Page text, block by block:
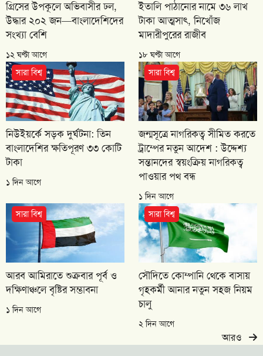
গ্রিসের উপকূলে অভিবাসীর ঢল,
উদ্ধার ২০২ জন—বাংলাদেশিদের
সংখ্যা বেশি
১২ ঘণ্টা আগে
ইতালি পাঠানোর নামে ৩৬ লাখ
টাকা আত্মসাৎ, নিখোঁজ
মাদারীপুরের রাজীব
১৮ ঘণ্টা আগে
সারা বিশ্ব
নিউইয়র্কে সড়ক দুর্ঘটনা: তিন
বাংলাদেশির ক্ষতিপূরণ ৩৩ কোটি
টাকা
১ দিন আগে
সারা বিশ্ব
জন্মসূত্রে নাগরিকত্ব সীমিত করতে
ট্রাম্পের নতুন আদেশ : উদ্দেশ্য
সন্তানদের স্বয়ংক্রিয় নাগরিকত্ব
পাওয়ার পথ বন্ধ
১ দিন আগে
সারা বিশ্ব
আরব আমিরাতে শুক্রবার পূর্ব ও
দক্ষিণাঞ্চলে বৃষ্টির সম্ভাবনা
১ দিন আগে
সারা বিশ্ব
সৌদিতে কোম্পানি থেকে বাসায়
গৃহকর্মী আনার নতুন সহজ নিয়ম
চালু
২ দিন আগে
আরও